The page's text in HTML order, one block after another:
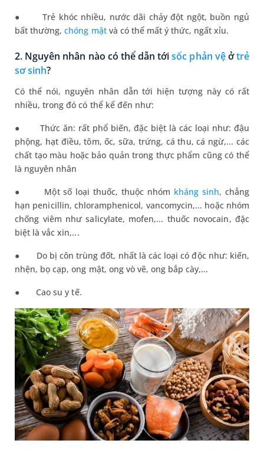
●
Trẻ khóc nhiều, nước dãi chảy đột ngột, buồn ngủ
bấtthường,chóng mặtvà có thể mất ý thức, ngất xỉu.
2. Nguyên nhân nào có thể dẫn tớisốc phản vệởtrẻ
sơ sinh?
Có thể nói, nguyên nhân dẫn tới hiện tượng này có rất
nhiều, trong đó có thể kể đến như:
●
Thức ăn: rất phổ biến, đặc biệt là các loại như: đậu
phộng, hạt điều, tôm, ốc, sữa, trứng, cá thu, cá ngừ,... các
chất tạo màu hoặc bảo quản trong thực phẩm cũng có thể
là nguyên nhân
● Một số loại thuốc, thuộc nhóm kháng sinh, chẳng
hạn penicillin, chloramphenicol, vancomycin,... hoặc nhóm
chống viêm như salicylate, mofen,... thuốc novocain, đặc
biệt là vắc xin,...
●
Do bị côn trùng đốt, nhất là các loại có độc như: kiến,
nhện, bọ cạp, ong mật, ong vò vẽ, ong bắp cày,...
● Cao su y tế.